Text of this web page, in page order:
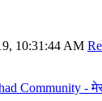
10:31:44 AM
Community -